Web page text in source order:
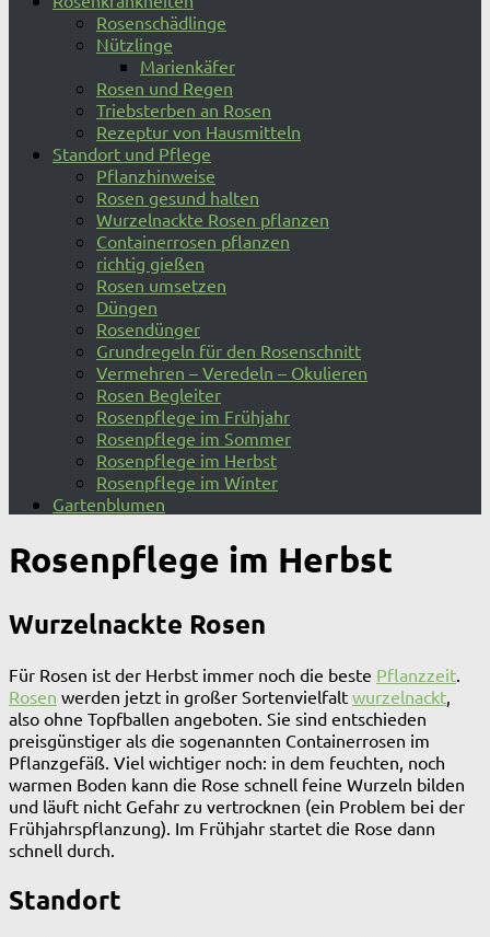
Rosenschädlinge
Nützlinge
Marienkäfer
Rosen und Regen
Triebsterben an Rosen
Rezeptur von Hausmitteln
Standort und Pflege
Pflanzhinweise
Rosen gesund halten
Wurzelnackte Rosen pflanzen
Containerrosen pflanzen
richtig gießen
Rosen umsetzen
Düngen
Rosendünger
Grundregeln für den Rosenschnitt
Vermehren – Veredeln – Okulieren
Rosen Begleiter
Rosenpflege im Frühjahr
Rosenpflege im Sommer
Rosenpflege im Herbst
Rosenpflege im Winter
Gartenblumen
Rosenpflege im Herbst
Wurzelnackte Rosen
Für Rosen ist der Herbst immer noch die beste Pflanzzeit
Rosen werden jetzt in großer Sortenvielfalt wurzelnackt
also ohne Topfballen angeboten. Sie sind entschieden
preisgünstiger als die sogenannten Containerrosen im
Pflanzgefäß. Viel wichtiger noch: in dem feuchten, noch
warmen Boden kann die Rose schnell feine Wurzeln bilden
und läuft nicht Gefahr zu vertrocknen (ein Problem bei der
Frühjahrspflanzung). Im Frühjahr startet die Rose dann
schnell durch.
Standort